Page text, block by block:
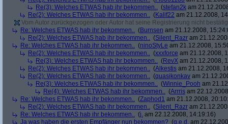
Re(3): Welches ETWAS hab ihr bekommen.. (stefan2k am
Re(2): Welches ETWAS hab ihr bekommen.. (Kalif22 am 21.12.2008,
Vom Autor zurückgezogen oder Autor hat seine Registrierung nicht
Re: Welches ETWAS hab ihr bekommen.. (Burnsen am 21.12.2008,
Re(2): Welches ETWAS hab ihr bekommen.. (Silent_Razr am
Re: Welches ETWAS hab ihr bekommen.. (ninoStyLe am 21.12.2008,
Re(2): Welches ETWAS hab ihr bekommen.. (xxxforce am 21.12.2008,
Re(3): Welches ETWAS hab ihr bekommen.. (RevX am 21.12.2008,
Re(2): Welches ETWAS hab ihr bekommen.. (Alkestis am 21.12.2008,
Re(2): Welches ETWAS hab ihr bekommen.. (quasikonkav am
Re(3): Welches ETWAS hab ihr bekommen.. (Winnie_Pooh am
Re(4): Welches ETWAS hab ihr bekommen.. (Arrris am
Re: Welches ETWAS hab ihr bekommen.. (Zaphod1 am 21.12.2008,
Re(2): Welches ETWAS hab ihr bekommen.. (Silent_Razr am
Re: Welches ETWAS hab ihr bekommen.. (j. am 22.12.2008, 14:19:16)
Ja was haben die ersten Empfänger nun bekommen? (q.e.d. am